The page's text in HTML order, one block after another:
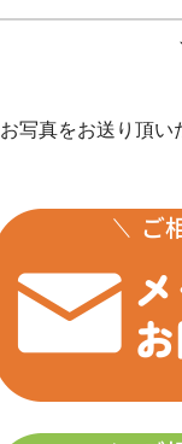
お写真をお送り頂い